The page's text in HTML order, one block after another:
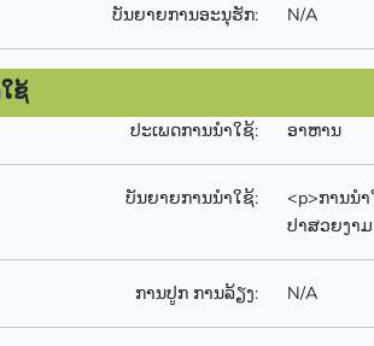
ບັນຍາຍການອະນຸຮັກ: N/A
ຊ້
ປະເພດການນຳໃຊ້: ອາຫານ
ບັນຍາຍການນຳໃຊ້:
<p>ການນ
ປາສວຍງາ
ການປູກ ການລ້ຽງ: N/A